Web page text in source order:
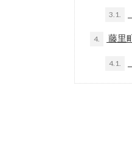
3.1.
4. 藤里
4.1.